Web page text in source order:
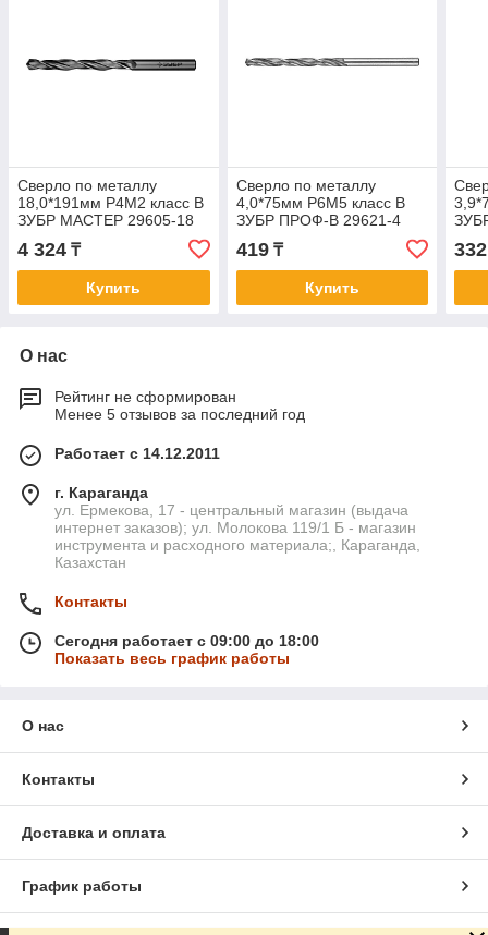
Сверло по металлу
18,0*191мм Р4М2 класс В
ЗУБР МАСТЕР 29605-18
4 324 ₸
Купить
Сверло по металлу
4,0*75мм Р6М5 класс В
ЗУБР ПРОФ-В 29621-4
419₸
Купить
332
О нас
Рейтинг не сформирован
Менее 5 отзывов за последний год
Работает с 14.12.2011
г. Караганда
ул. Ермекова, 17 - центральный магазин (выдача
интернет заказов); ул. Молокова 119/1 Б - магазин
инструмента и расходного материала;, Караганда,
Казахстан
Контакты
Сегодня работает с 09:00 до 18:00
Показать весь график работы
О нас
Контакты
Доставка и оплата
График работы